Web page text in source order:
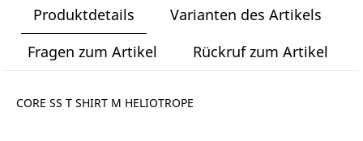
Produktdetails
Varianten des Artikels
Fragen zum Artikel
Rückruf zum Artikel
CORE SS T SHIRT M HELIOTROPE